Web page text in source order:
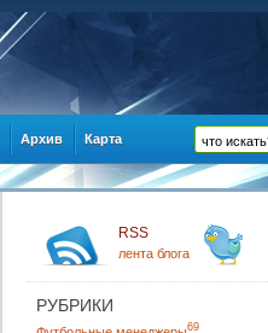
Архив Карта
RSS
лента блога
РУБРИКИ
69